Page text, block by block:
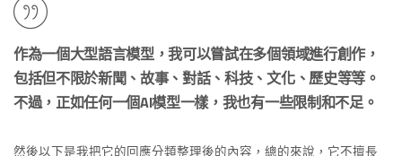
作為一個大型語言模型，我可以嘗試在多個領域進行創作，
包括但不限於新聞、故事、對話、科技、文化、歷史等等。
不過，正如任何一個AI模型一樣，我也有一些限制和不足。
然後以下是我把它的回應分類整理後的內容，總的來說，它不擅長